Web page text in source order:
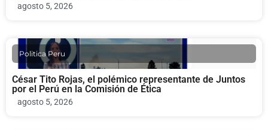
agosto 5, 2026
Politica Peru
César Tito Rojas, el polémico representante de Juntos
por el Perú en la Comisión de Ética
agosto 5, 2026